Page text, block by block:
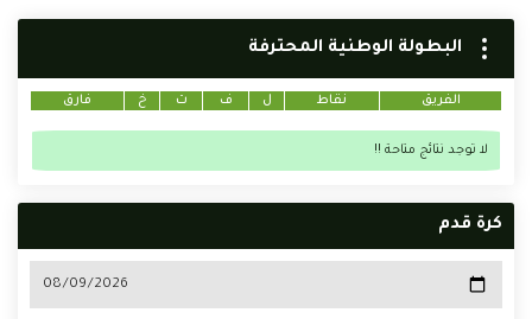
البطولة الوطنية المحترفة
الفريق نقاط ل ف ت خ فارق
لا توجد نتائج متاحة !!
كرة قدم